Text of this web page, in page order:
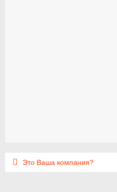
Это Ваша компания?